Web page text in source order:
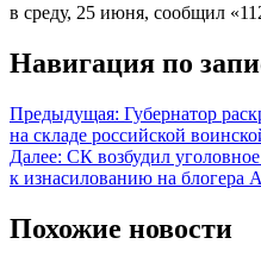
в среду, 25 июня, сообщил
Навигация по
Предыдущая: Губернатор
на складе российской
Далее: СК возбудил
к изнасилованию на блогера
Похожие новости